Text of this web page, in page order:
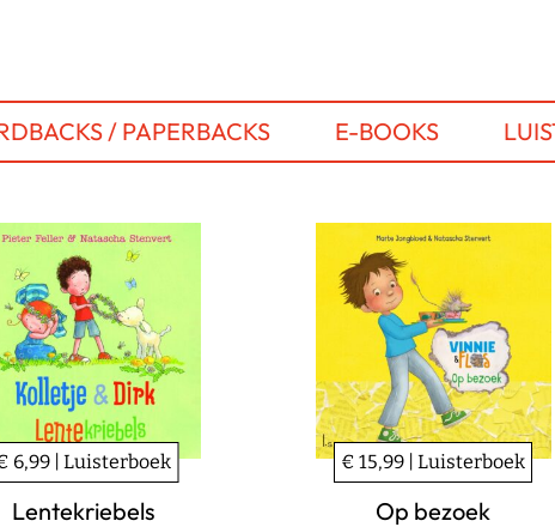
/ PAPERBACKS E-BOOKS
6,99 | Luisterboek
Lentekriebels
€ 15,99 | Luisterboek
Op bezoek